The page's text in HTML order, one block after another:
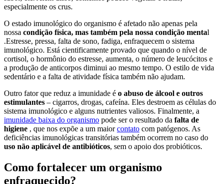
especialmente os crus.
O estado imunológico do organismo é afetado não apenas pela
nossa condição física, mas também pela nossa condição mental
.Estresse, pressa, falta de sono, fadiga, enfraquecem o sistema
imunológico. Está cientificamente provado que quando o nível de
cortisol, o hormônio do estresse, aumenta, o número de leucócitos e
a produção de anticorpos diminui ao mesmo tempo. O estilo de vida
sedentário e a falta de atividade física também não ajudam.
Outro fator que reduz a imunidade é o abuso de álcool e outros
estimulantes – cigarros, drogas, cafeína. Eles destroem as células do
sistema imunológico e alguns nutrientes valiosos. Finalmente, a
imunidade baixa do organismo pode ser o resultado da falta de
higiene , que nos expõe a um maiorcontato com patógenos. As
deficiências imunológicas transitórias também ocorrem no caso do
uso não aplicável de antibióticos, sem o apoio dos probióticos.
Como fortalecer um organismo
enfraquecido?